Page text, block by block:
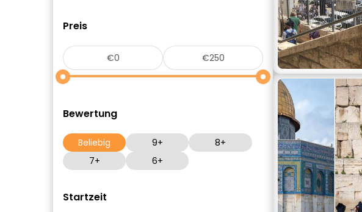
Preis
Bewertung
Beliebig 9+
8+
7+
6+
Startzeit